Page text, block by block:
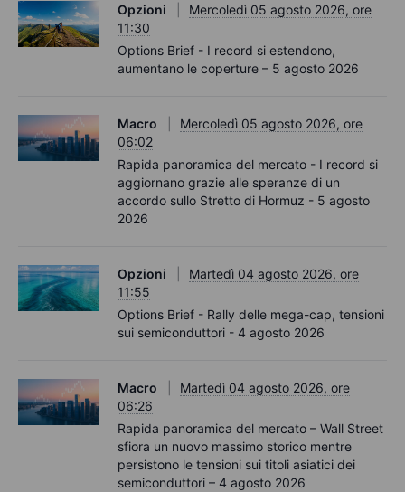
Opzioni
Mercoledì 05 agosto 2026, ore
11:30
Options Brief - I record si estendono,
aumentano le coperture – 5 agosto 2026
Macro
Mercoledì 05 agosto 2026, ore
06:02
Rapida panoramica del mercato - I record si
aggiornano grazie alle speranze di un
accordo sullo Stretto di Hormuz - 5 agosto
2026
Opzioni
Martedì 04 agosto 2026, ore
11:55
Options Brief - Rally delle mega-cap, tensioni
sui semiconduttori - 4 agosto 2026
Macro
Martedì 04 agosto 2026, ore
06:26
Rapida panoramica del mercato – Wall Street
sfiora un nuovo massimo storico mentre
persistono le tensioni sui titoli asiatici dei
semiconduttori – 4 agosto 2026